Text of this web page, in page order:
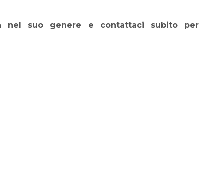
nel suo genere e contattaci subito per